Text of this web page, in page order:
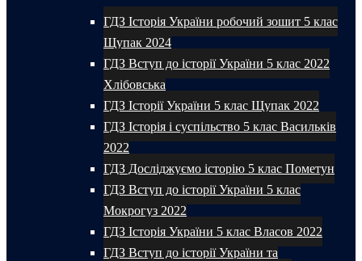
ГДЗ Історія України робочий зошит 5 клас
Щупак 2024
ГДЗ Вступ до історії України 5 клас 2022
Хлібовська
ГДЗ Історії України 5 клас Щупак 2022
ГДЗ Історія і суспільство 5 клас Васильків
2022
ГДЗ Досліджуємо історію 5 клас Пометун
ГДЗ Вступ до історії України 5 клас
Мокрогуз 2022
ГДЗ Історія України 5 клас Власов 2022
ГДЗ Вступ до історії України та